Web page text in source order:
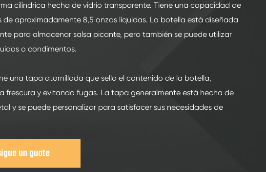
cilíndrica hecha de vidrio transparente. Tiene una capacidad de
de aproximadamente 8,5 onzas líquidas. La botella está diseñada
para almacenar salsa picante, pero también se puede utilizar
o condimentos.
una tapa atornillada que sella el contenido de la botella,
frescura y evitando fugas. La tapa generalmente está hecha de
y se puede personalizar para satisfacer sus necesidades de
un guote